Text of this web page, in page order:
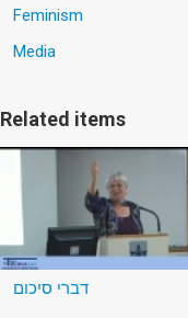
Feminism
Media
Related items
דברי סיכום